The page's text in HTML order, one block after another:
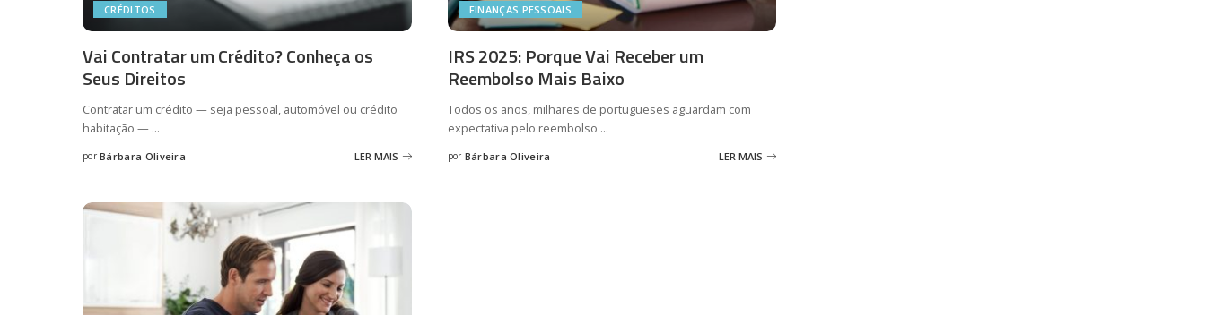
CRÉDITOS
Vai Contratar um Crédito? Conheça os
Seus Direitos
Contratar um crédito — seja pessoal, automóvel ou crédito
habitação — ...
Posted
por Bárbara Oliveira LER MAIS
FINANÇAS PESSOAIS
IRS 2025: Porque Vai Receber um
Reembolso Mais Baixo
Todos os anos, milhares de portugueses aguardam com
expectativa pelo reembolso ...
Posted
por Bárbara Oliveira LER MAIS